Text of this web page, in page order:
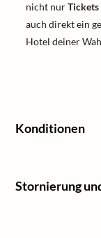
nicht nurTickets
auch direkt ein
Hotel deiner
Konditionen
Stornierung